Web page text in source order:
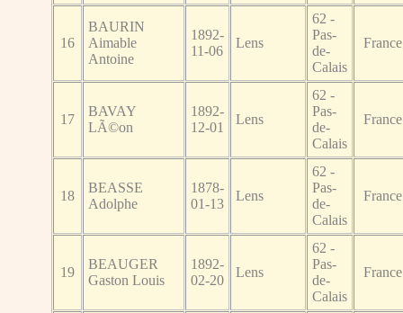
16
BAURIN
Aimable
Antoine
1892-
11-06
Lens
62 -
Pas-
de-
Calais
France
17
BAVAY
LÃ©on
1892-
12-01
Lens
62 -
Pas-
de-
Calais
France
18
BEASSE
Adolphe
1878-
01-13
Lens
62 -
Pas-
de-
Calais
France
19
BEAUGER
Gaston Louis
1892-
02-20
Lens
62 -
Pas-
de-
Calais
France